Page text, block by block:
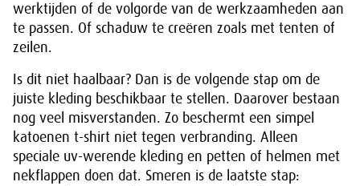
werktijden of de volgorde van de werkzaamheden aan
te passen. Of schaduw te creëren zoals met tenten of
zeilen.
Is dit niet haalbaar? Dan is de volgende stap om de
juiste kleding beschikbaar te stellen. Daarover bestaan
nog veel misverstanden. Zo beschermt een simpel
katoenen t-shirt niet tegen verbranding. Alleen
speciale uv-werende kleding en petten of helmen met
nekflappen doen dat. Smeren is de laatste stap: